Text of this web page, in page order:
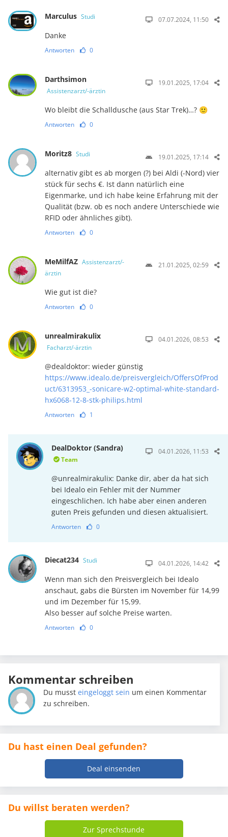
Marculus Studi 07.07.2024, 11:50
Danke
Antworten 0
Darthsimon
Assistenzarzt/-ärztin
19.01.2025, 17:04
Wo bleibt die Schalldusche (aus Star Trek)…? 🙂
Antworten 0
Moritz8 Studi 19.01.2025, 17:14
alternativ gibt es ab morgen (?) bei Aldi (-Nord) vier
stück für sechs €. Ist dann natürlich eine
Eigenmarke, und ich habe keine Erfahrung mit der
Qualität (bzw. ob es noch andere Unterschiede wie
RFID oder ähnliches gibt).
Antworten 0
MeMilfAZ Assistenzarzt/-
ärztin
21.01.2025, 02:59
Wie gut ist die?
Antworten 0
unrealmirakulix
Facharzt/-ärztin
04.01.2026, 08:53
@dealdoktor: wieder günstig
https://www.idealo.de/preisvergleich/OffersOfProd
uct/6313953_-sonicare-w2-optimal-white-standard-
hx6068-12-8-stk-philips.html
Antworten 1
DealDoktor (Sandra)
Team
04.01.2026, 11:53
@unrealmirakulix: Danke dir, aber da hat sich
bei Idealo ein Fehler mit der Nummer
eingeschlichen. Ich habe aber einen anderen
guten Preis gefunden und diesen aktualisiert.
Antworten 0
Diecat234 Studi 04.01.2026, 14:42
Wenn man sich den Preisvergleich bei Idealo
anschaut, gabs die Bürsten im November für 14,99
und im Dezember für 15,99.
Also besser auf solche Preise warten.
Antworten 0
Kommentar schreiben
Du mussteingeloggt sein um einen Kommentar
zu schreiben.
Du hast einen Deal gefunden?
Deal einsenden
Du willst beraten werden?
Zur Sprechstunde